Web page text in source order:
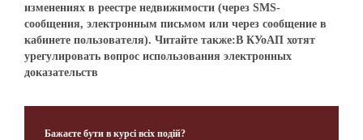
изменениях в реестре недвижимости (через SMS-
сообщения, электронным письмом или через сообщение в
кабинете пользователя). Читайте также:В КУоАП хотят
урегулировать вопрос использования электронных
доказательств
Бажаєте бути в курсі всіх подій?